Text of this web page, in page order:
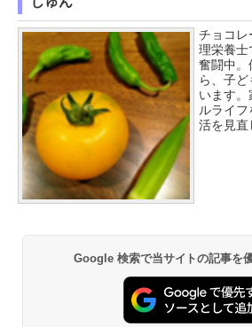
チョコレ
理栄養士
奮闘中。
ら、子
います
ルライ
活を見直
Google 検索で当サイトの記事を